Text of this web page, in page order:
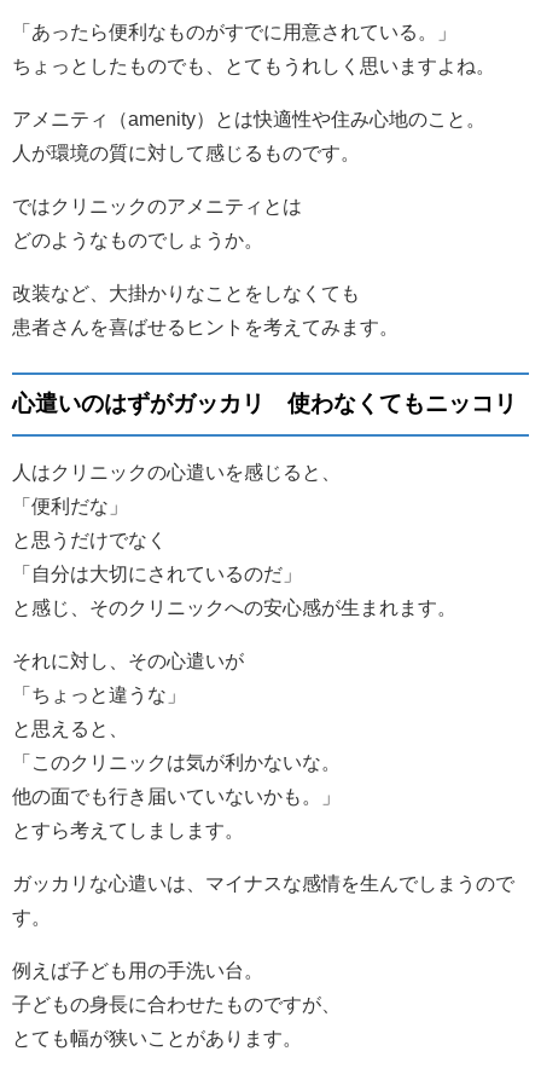
「あったら便利なものがすでに用意されている。」
ちょっとしたものでも、とてもうれしく思いますよね。
アメニティ（amenity）とは快適性や住み心地のこと。
人が環境の質に対して感じるものです。
ではクリニックのアメニティとは
どのようなものでしょうか。
改装など、大掛かりなことをしなくても
患者さんを喜ばせるヒントを考えてみます。
心遣いのはずがガッカリ 使わなくてもニッコリ
人はクリニックの心遣いを感じると、
「便利だな」
と思うだけでなく
「自分は大切にされているのだ」
と感じ、そのクリニックへの安心感が生まれます。
それに対し、その心遣いが
「ちょっと違うな」
と思えると、
「このクリニックは気が利かないな。
他の面でも行き届いていないかも。」
とすら考えてしまします。
ガッカリな心遣いは、マイナスな感情を生んでしまうので
す。
例えば子ども用の手洗い台。
子どもの身長に合わせたものですが、
とても幅が狭いことがあります。